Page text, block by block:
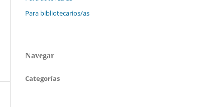
Para bibliotecarios/as
Navegar
Categorías